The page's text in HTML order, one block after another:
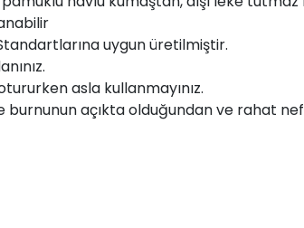
uygun üretilmiştir.
asla kullanmayınız.
açıkta olduğundan ve rahat